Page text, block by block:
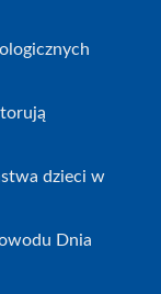
dzieci w
Dnia